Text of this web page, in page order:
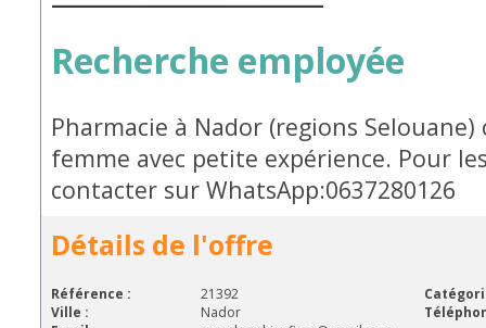
Recherche employée
Pharmacie à Nador (regions
femme avec petite expérience. Pour
contacter sur WhatsApp:0637280126
Détails de l'offre
Référence : 21392
Ville :
Nador